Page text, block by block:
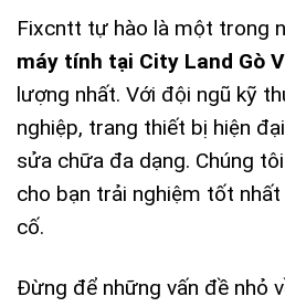
Fixcntt tự hào là một trong
máy tính tại City Land Gò
lượng nhất. Với đội ngũ kỹ
nghiệp, trang thiết bị hiện
sửa chữa đa dạng. Chúng
cho bạn trải nghiệm tốt
cố.
Đừng để những vấn đề nhỏ